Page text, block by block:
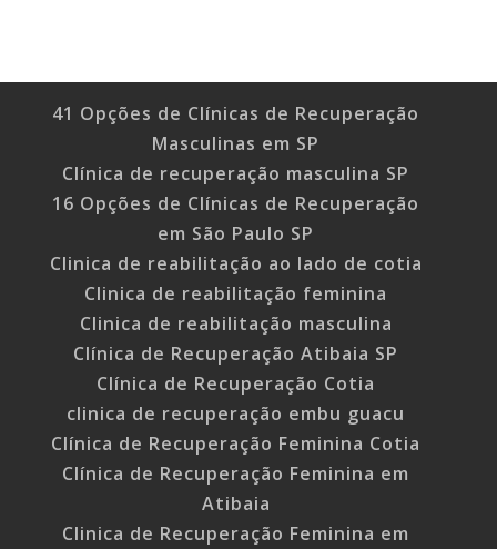
41 Opções de Clínicas de Recuperação
Masculinas em SP
Clínica de recuperação masculina SP
16 Opções de Clínicas de Recuperação
em São Paulo SP
Clinica de reabilitação ao lado de cotia
Clinica de reabilitação feminina
Clinica de reabilitação masculina
Clínica de Recuperação Atibaia SP
Clínica de Recuperação Cotia
clinica de recuperação embu guacu
Clínica de Recuperação Feminina Cotia
Clínica de Recuperação Feminina em
Atibaia
Clinica de Recuperação Feminina em